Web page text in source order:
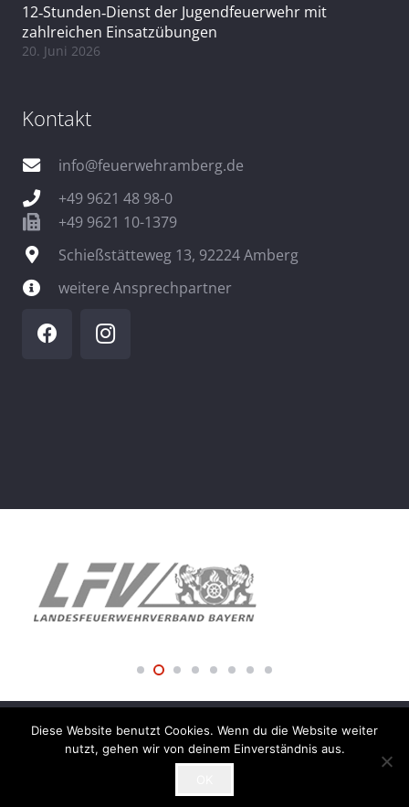
12‑Stunden‑Dienst der Jugendfeuerwehr mit
zahlreichen Einsatzübungen
20. Juni 2026
Kontakt
info@feuerwehramberg.de
+49 9621 48 98-0
+49 9621 10-1379
Schießstätteweg 13, 92224 Amberg
weitere Ansprechpartner
© 2018 Freiwillige Feuerwehr der Stadt Amberg –
Impressum
Diese Website benutzt Cookies. Wenn du die Website weiter
nutzt, gehen wir von deinem Einverständnis aus.